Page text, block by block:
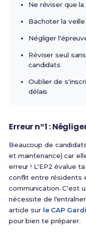
Ne réviser que
Bachoter la
Négliger
Réviser seul
candidats
Oublier de
délais
Erreur n°1 :
Beaucoup de
et maintenance) car
erreur ! L'EP2 évalue
conflit entre résidents
communication. C'est
nécessite de
article sur le CAP
pour bien te préparer.